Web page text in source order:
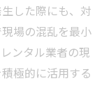
した際にも、対
場の混乱を最小
ンタル業者の現
極的に活用する